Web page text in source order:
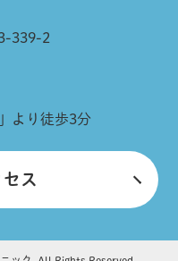
339-2
より徒歩3分
ス